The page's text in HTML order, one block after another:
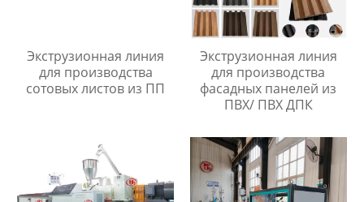
Экструзионная линия
для производства
сотовых листов из ПП
Экструзионная линия
для производства
фасадных панелей из
ПВХ/ ПВХ ДПК